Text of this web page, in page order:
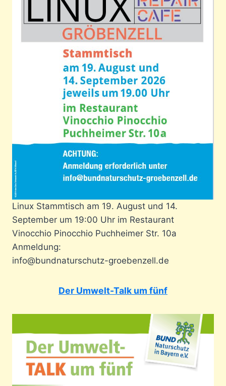
Linux Stammtisch am 19. August und 14.
September um 19:00 Uhr im Restaurant
Vinocchio Pinocchio Puchheimer Str. 10a
Anmeldung:
info@bundnaturschutz-groebenzell.de
Der Umwelt-Talk um fünf